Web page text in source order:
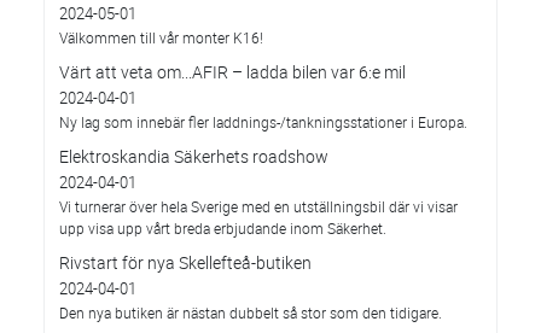
2024-05-01
Välkommen till vår monter K16!
Värt att veta om...AFIR – ladda bilen var 6:e mil
2024-04-01
Ny lag som innebär fler laddnings-/tankningsstationer i Europa.
Elektroskandia Säkerhets roadshow
2024-04-01
Vi turnerar över hela Sverige med en utställningsbil där vi visar
upp visa upp vårt breda erbjudande inom Säkerhet.
Rivstart för nya Skellefteå-butiken
2024-04-01
Den nya butiken är nästan dubbelt så stor som den tidigare.